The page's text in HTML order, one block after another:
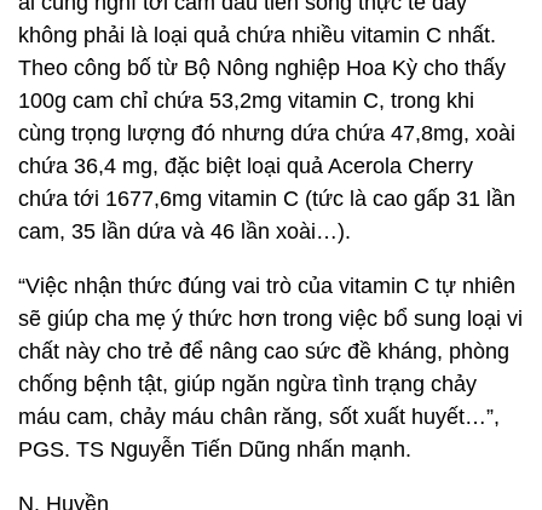
không phải là loại quả chứa nhiều vitamin C nhất.
Theo công bố từ Bộ Nông nghiệp Hoa Kỳ cho thấy
100g cam chỉ chứa 53,2mg vitamin C, trong khi
cùng trọng lượng đó nhưng dứa chứa 47,8mg, xoài
chứa 36,4 mg, đặc biệt loại quả Acerola Cherry
chứa tới 1677,6mg vitamin C (tức là cao gấp 31 lần
cam, 35 lần dứa và 46 lần xoài…).
“Việc nhận thức đúng vai trò của vitamin C tự nhiên
sẽ giúp cha mẹ ý thức hơn trong việc bổ sung loại vi
chất này cho trẻ để nâng cao sức đề kháng, phòng
chống bệnh tật, giúp ngăn ngừa tình trạng chảy
máu cam, chảy máu chân răng, sốt xuất huyết…”,
PGS. TS Nguyễn Tiến Dũng nhấn mạnh.
N. Huyền